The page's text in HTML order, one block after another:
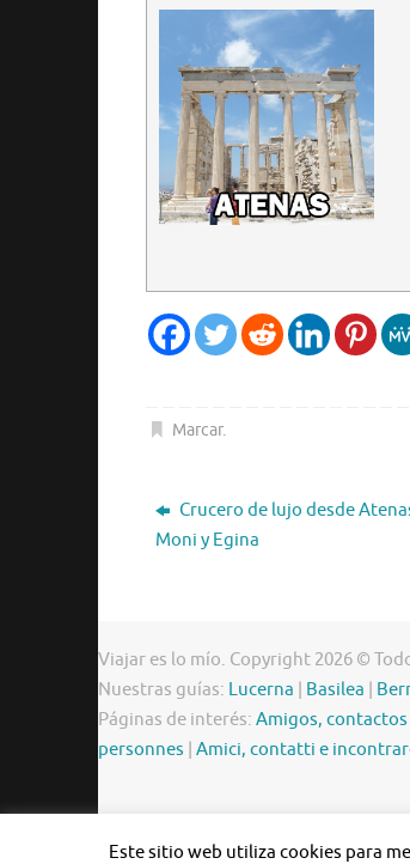
Marcar.
Crucero de lujo desde
Moni y Egina
Viajar es lo mío. Copyright 2026 ©
Nuestras guías: Lucerna Basilea
Páginas de interés: Amigos,
personnes Amici, contatti e
Este sitio web utiliza cookies para